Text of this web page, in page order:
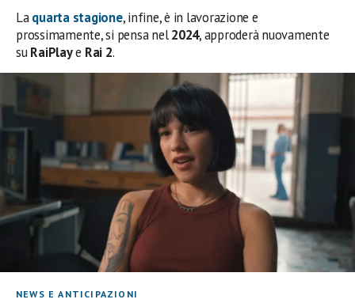
Laquarta stagione, infine, è in lavorazione e
prossimamente, si pensa nel2024, approderà nuovamente
suRaiPlaye Rai 2.
NEWS E ANTICIPAZIONI